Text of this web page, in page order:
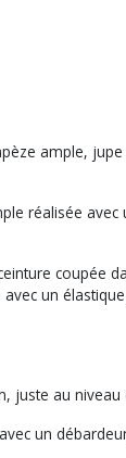
ample,
réalisée avec
coupée
un
juste au niveau
un